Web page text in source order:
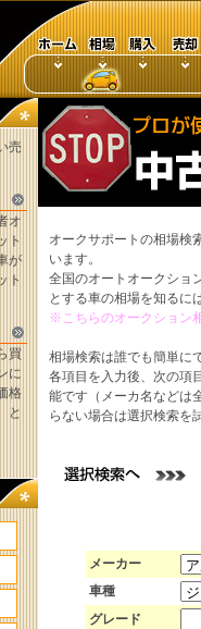
売
オ
ト
が
ト
買
に
格
と
オークサポートの相場検
います。
全国のオートオークショ
とする車の相場を知るに
※こちらのオークション
相場検索は誰でも簡単に
各項目を入力後、次の項
能です（メーカ名などは
らない場合は選択検索を
メーカー
車種
グレード